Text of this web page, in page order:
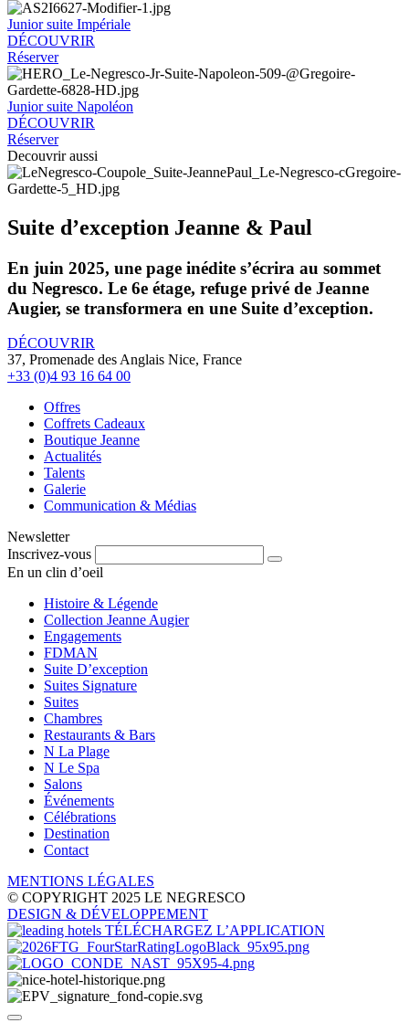
Junior suite Impériale
DÉCOUVRIR
Réserver
Junior suite Napoléon
DÉCOUVRIR
Réserver
Decouvrir aussi
Suite d’exception Jeanne & Paul
En juin 2025, une page inédite s’écrira au sommet
du Negresco. Le 6e étage, refuge privé de Jeanne
Augier, se transformera en une Suite d’exception.
DÉCOUVRIR
37, Promenade des Anglais Nice, France
+33 (0)4 93 16 64 00
Offres
Coffrets Cadeaux
Boutique Jeanne
Actualités
Talents
Galerie
Communication & Médias
Newsletter
Inscrivez-vous
En un clin d’oeil
Histoire & Légende
Collection Jeanne Augier
Engagements
FDMAN
Suite D’exception
Suites Signature
Suites
Chambres
Restaurants & Bars
N La Plage
N Le Spa
Salons
Événements
Célébrations
Destination
Contact
MENTIONS LÉGALES
© COPYRIGHT 2025 LE NEGRESCO
DESIGN & DÉVELOPPEMENT
TÉLÉCHARGEZ L’APPLICATION